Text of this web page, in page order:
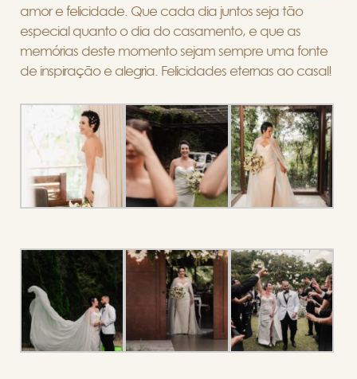
amor e felicidade. Que cada dia juntos seja tão
especial quanto o dia do casamento, e que as
memórias deste momento sejam sempre uma fonte
de inspiração e alegria. Felicidades eternas ao casal!